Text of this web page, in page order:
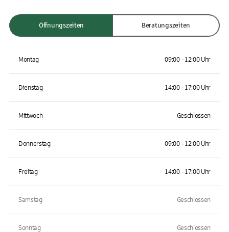
Öffnungszeiten Beratungszeiten
Montag 09:00 - 12:00 Uhr
Dienstag 14:00 - 17:00 Uhr
Mittwoch Geschlossen
Donnerstag 09:00 - 12:00 Uhr
Freitag 14:00 - 17:00 Uhr
Samstag Geschlossen
Sonntag Geschlossen